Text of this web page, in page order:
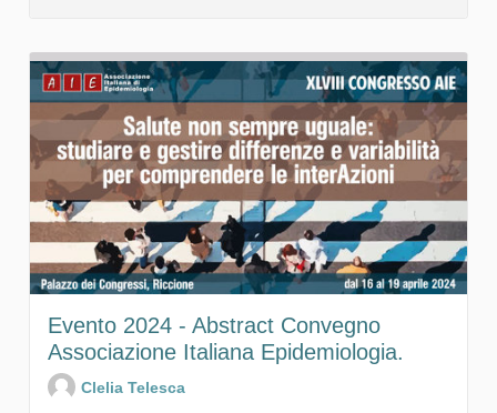
Evento 2024 - Abstract Convegno
Associazione Italiana Epidemiologia.
Clelia Telesca